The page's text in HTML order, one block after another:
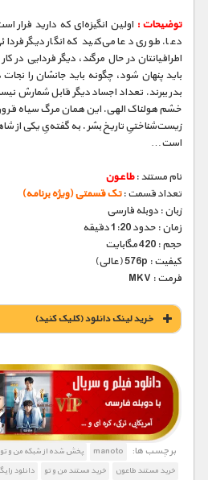
توضیحات : اولین انگیزه‌ای که دارید فرار
دعا. طوری دعا می‌کنید که انگار دیگر
اطرافیانتان در حال مرگند، دیگر فردایی در
باید پنهان شود، چگونه باید جانشان را
بدر ببرند. تعداد اجساد دیگر قابل شمارش
خشم هولناک الهی. این همان مرگ سیاه
زیست‌شناختیِ تاریخ بشر . به گفته‌یِ یکی از
است…
نام مستند :طاعون
تعداد قسمت :تک قسمتی (ویژه برنامه)
زبان : دوبله فارسی
زمان : حدود 1:20 دقیقه
حجم : 420 مگابایت
کیفیت : 576p (عالی)
فرمت : MKV
خريد لينک دانلود (کليک کنيد)
1900 تومان – خريد لينک دانلود (افزودن به سبد خريد)
برچسب ها: manoto پخش شده از شبکه من و تو
خرید مستند طاعون
خرید مستند من و تو دانلود